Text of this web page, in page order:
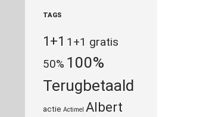
TAGS
1+1 1+1 gratis
50% 100%
Terugbetaald
actie Actimel Albert